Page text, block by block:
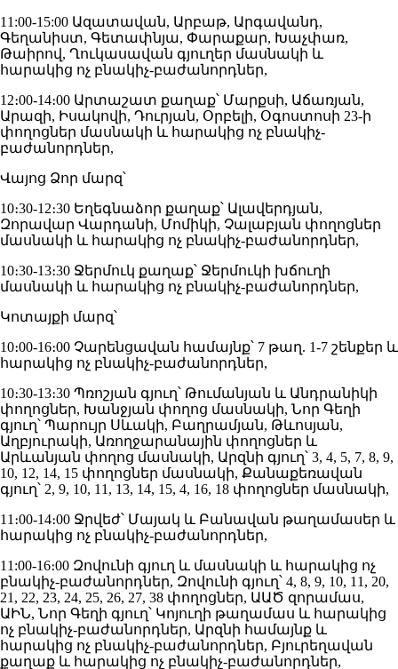
11:00-15:00 Ազատավան, Արբաթ, Արգավանդ,
Գեղանիստ, Գետափնյա, Փարաքար, Խաչփառ,
Թաիրով, Ղուկասավան գյուղեր մասնակի և
հարակից ոչ բնակիչ-բաժանորդներ,
12։00-14։00 Արտաշատ քաղաք՝ Մարքսի, Աճառյան,
Արազի, Իսակովի, Դուրյան, Օրբելի, Օգոստոսի 23-ի
փողոցներ մասնակի և հարակից ոչ բնակիչ-
բաժանորդներ,
Վայոց Ձոր մարզ՝
10։30-12։30 Եղեգնաձոր քաղաք՝ Ալավերդյան,
Զորավար Վարդանի, Մոմիկի, Չալաբյան փողոցներ
մասնակի և հարակից ոչ բնակիչ-բաժանորդներ,
10։30-13։30 Ջերմուկ քաղաք՝ Ջերմուկի խճուղի
մասնակի և հարակից ոչ բնակիչ-բաժանորդներ,
Կոտայքի մարզ՝
10։00-16։00 Չարենցավան համայնք՝ 7 թաղ. 1-7 շենքեր և
հարակից ոչ բնակիչ-բաժանորդներ,
10։30-13։30 Պռոշյան գյուղ՝ Թումանյան և Անդրանիկի
փողոցներ, Խանջյան փողոց մասնակի, Նոր Գեղի
գյուղ՝ Պարույր Սևակի, Բաղրամյան, Թևոսյան,
Աղբյուրակի, Առողջարանային փողոցներ և
Արևանյան փողոց մասնակի, Արզնի գյուղ՝ 3, 4, 5, 7, 8, 9,
10, 12, 14, 15 փողոցներ մասնակի, Քանաքեռավան
գյուղ՝ 2, 9, 10, 11, 13, 14, 15, 4, 16, 18 փողոցներ մասնակի,
11։00-14։00 Ջրվեժ՝ Մայակ և Բանավան թաղամասեր և
հարակից ոչ բնակիչ-բաժանորդներ,
11:00-16։00 Զովունի գյուղ և մասնակի և հարակից ոչ
բնակիչ-բաժանորդներ, Զովունի գյուղ՝ 4, 8, 9, 10, 11, 20,
21, 22, 23, 24, 25, 26, 27, 38 փողոցներ, ԱԱԾ զորամաս,
ԱԻՆ, Նոր Գեղի գյուղ՝ Կոյուղի թաղամաս և հարակից
ոչ բնակիչ-բաժանորդներ, Արզնի համայնք և
հարակից ոչ բնակիչ-բաժանորդներ, Բյուրեղավան
քաղաք և հարակից ոչ բնակիչ-բաժանորդներ,